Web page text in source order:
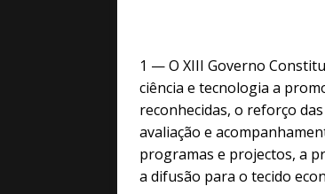
1 — O XIII Governo
ciência e tecnologia a
reconhecidas, o reforço
avaliação e
programas e projectos, a
a difusão para o tecido